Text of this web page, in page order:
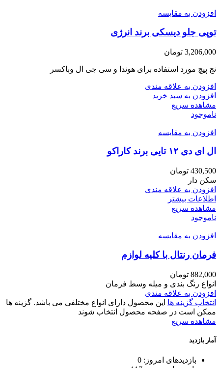
افزودن به مقایسه
توپی جلو دیسکی برند انرژی
3,206,000 تومان
نج پیچ مورد استفاده برای هوندا و سی جی ال وباکسر
افزودن به علاقه مندی
افزودن به سبد خرید
مشاهده سریع
ناموجود
افزودن به مقایسه
ال ای دی ۱۲ تایی برند کاراکو
430,500 تومان
سکن دار
افزودن به علاقه مندی
اطلاعات بیشتر
مشاهده سریع
ناموجود
افزودن به مقایسه
فرمان رنتال با کلیه لوازم
882,000 تومان
انواع رنگ بندی و میله وسط فرمان
افزودن به علاقه مندی
انتخاب گزینه ها این محصول دارای انواع مختلفی می باشد. گزینه ها
ممکن است در صفحه محصول انتخاب شوند
مشاهده سریع
آمار بازدید
بازدیدهای امروز: 0